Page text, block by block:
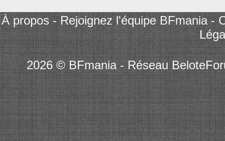
À propos-Rejoignez l'équipe BFmania-
2026 © BFmania - Réseau